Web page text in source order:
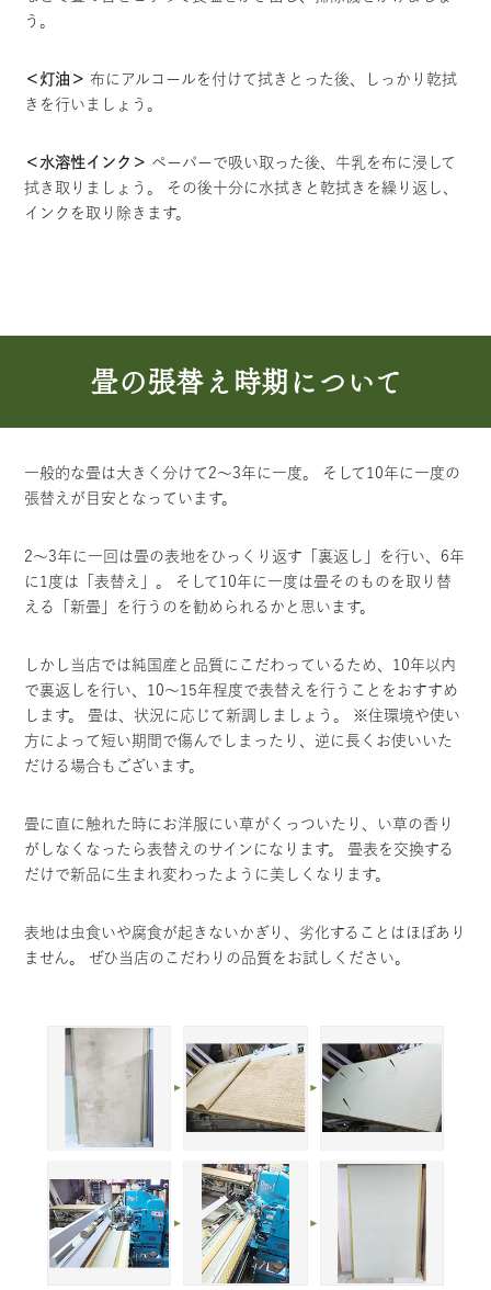
う。
＜灯油＞ 布にアルコールを付けて拭きとった後、しっかり乾拭
きを行いましょう。
＜水溶性インク＞ ペーパーで吸い取った後、牛乳を布に浸して
拭き取りましょう。 その後十分に水拭きと乾拭きを繰り返し、
インクを取り除きます。
畳の張替え時期について
一般的な畳は大きく分けて2～3年に一度。 そして10年に一度の
張替えが目安となっています。
2～3年に一回は畳の表地をひっくり返す「裏返し」を行い、6年
に1度は「表替え」。 そして10年に一度は畳そのものを取り替
える「新畳」を行うのを勧められるかと思います。
しかし当店では純国産と品質にこだわっているため、10年以内
で裏返しを行い、10～15年程度で表替えを行うことをおすすめ
します。 畳は、状況に応じて新調しましょう。 ※住環境や使い
方によって短い期間で傷んでしまったり、逆に長くお使いいた
だける場合もございます。
畳に直に触れた時にお洋服にい草がくっついたり、い草の香り
がしなくなったら表替えのサインになります。 畳表を交換する
だけで新品に生まれ変わったように美しくなります。
表地は虫食いや腐食が起きないかぎり、劣化することはほぼあり
ません。 ぜひ当店のこだわりの品質をお試しください。